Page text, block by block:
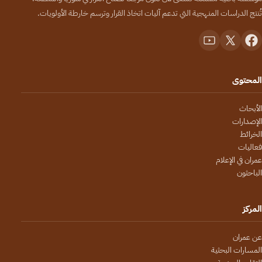
تُنتج الدراسات المنهجية التي تدعم آليات اتخاذ القرار وترسم خارطة الأولويات.
المحتوى
الأبحاث
الإصدارات
الخرائط
فعاليات
عمران في الإعلام
الباحثون
المركز
عن عمران
المسارات البحثية